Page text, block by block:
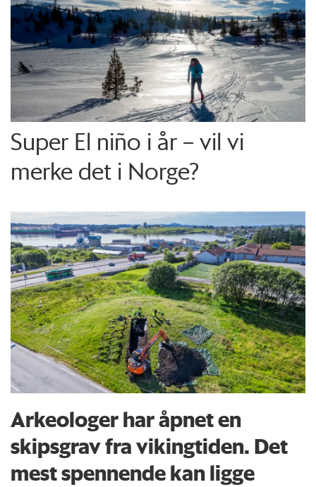
Super El niño i år – vil vi
merke det i Norge?
Arkeologer har åpnet en
skipsgrav fra vikingtiden. Det
mest spennende kan ligge